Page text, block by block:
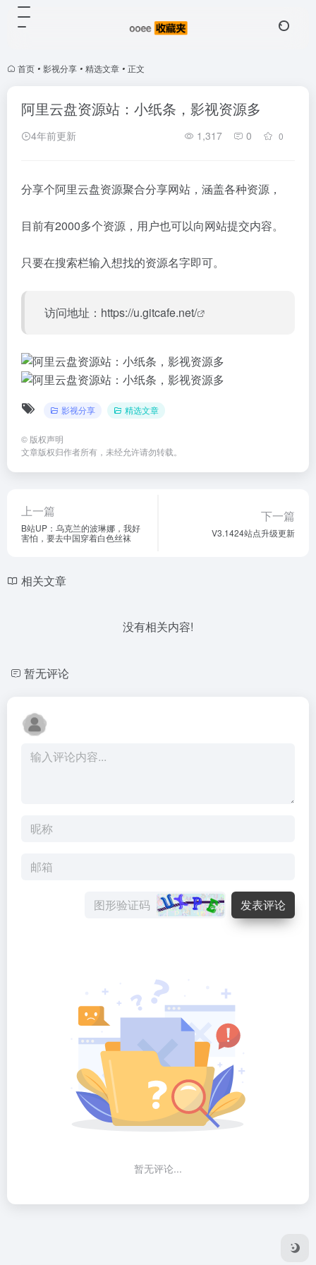
首页 • 影视分享 • 精选文章 • 正文
阿里云盘资源站：小纸条，影视资源多
4年前更新 1,317 0 0
分享个阿里云盘资源聚合分享网站，涵盖各种资源，
目前有2000多个资源，用户也可以向网站提交内容。
只要在搜索栏输入想找的资源名字即可。
访问地址： https://u.gitcafe.net/
影视分享 精选文章
© 版权声明
文章版权归作者所有，未经允许请勿转载。
上一篇
B站UP：乌克兰的波琳娜，我好
害怕，要去中国穿着白色丝袜
下一篇
V3.1424站点升级更新
相关文章
没有相关内容!
暂无评论
发表评论
暂无评论...